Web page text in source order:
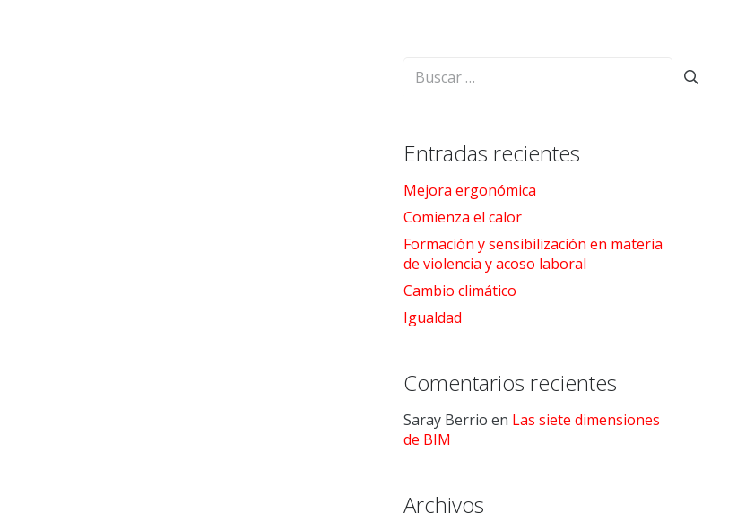
Buscar:
Entradas recientes
Mejora ergonómica
Comienza el calor
Formación y sensibilización en materia
de violencia y acoso laboral
Cambio climático
Igualdad
Comentarios recientes
Saray Berrio en Las siete dimensiones
de BIM
Archivos